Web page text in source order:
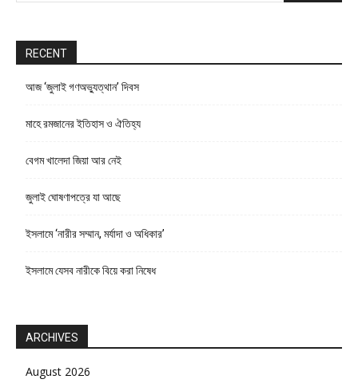
RECENT
আজ ‘জুলাই গণঅভ্যুত্থান’ দিবস
মাহে রমজানের ইতিহাস ও ঐতিহ্য
বেগম খালেদা জিয়া আর নেই
জুলাই ঘোষণাপত্রে যা আছে
ইসলামে ‘নারীর সম্মান, মর্যাদা ও অধিকার’
ইসলামে যেসব নারীকে বিয়ে করা নিষেধ
ARCHIVES
August 2026